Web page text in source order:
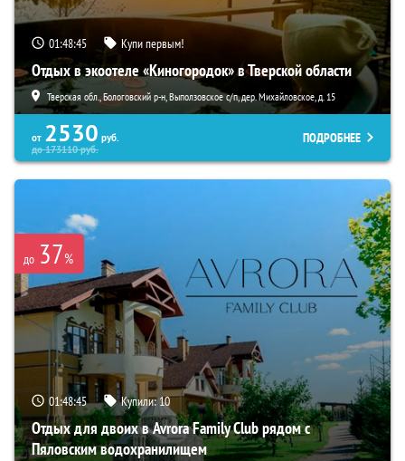
01:48:44 Купи первым!
Отдых в экоотеле «Киногородок» в Тверской области
Тверская обл., Бологовский р-н, Выползовское с/п, дер. Михайловское, д. 15
от 2530 руб.
до173110руб.
ПОДРОБНЕЕ
до 37%
01:48:44 Купили:10
Отдых для двоих в Avrora Family Club рядом с
Пяловским водохранилищем